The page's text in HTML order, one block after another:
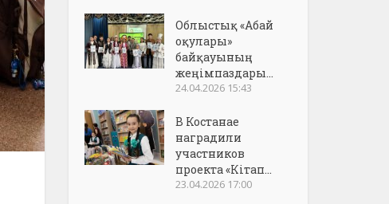
Облыстық «Абай
оқулары»
байқауының
жеңімпаздары...
24.04.2026 15:43
В Костанае
наградили
участников
проекта «Кітап...
23.04.2026 17:00